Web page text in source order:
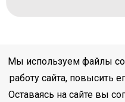
Мы используем файлы
работу сайта, повысить
Оставаясь на сайте вы